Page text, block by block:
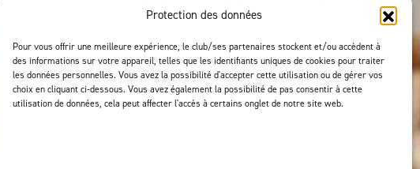
Protection des données
Pour vous offrir une meilleure expérience, le club/ses partenaires stockent et/ou accèdent à
des informations sur votre appareil, telles que les identifiants uniques de cookies pour traiter
les données personnelles. Vous avez la possibilité d'accepter cette utilisation ou de gérer vos
choix en cliquant ci-dessous. Vous avez également la possibilité de pas consentir à cette
utilisation de données, cela peut affecter l'accès à certains onglet de notre site web.